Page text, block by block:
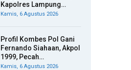
Kapolres Lampung…
Kamis, 6 Agustus 2026
Profil Kombes Pol Gani
Fernando Siahaan, Akpol
1999, Pecah…
Kamis, 6 Agustus 2026